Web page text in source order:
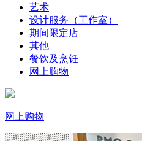
艺术
设计服务（工作室）
期间限定店
其他
餐饮及烹饪
网上购物
网上购物